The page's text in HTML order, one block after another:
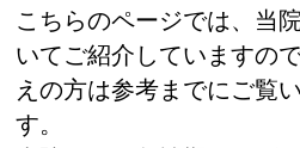
こちらのページでは、当
いてご紹介していますの
えの方は参考までにご覧
す。